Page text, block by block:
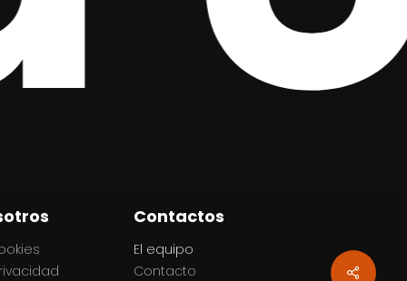
Contactos
El equipo
Contacto
Share